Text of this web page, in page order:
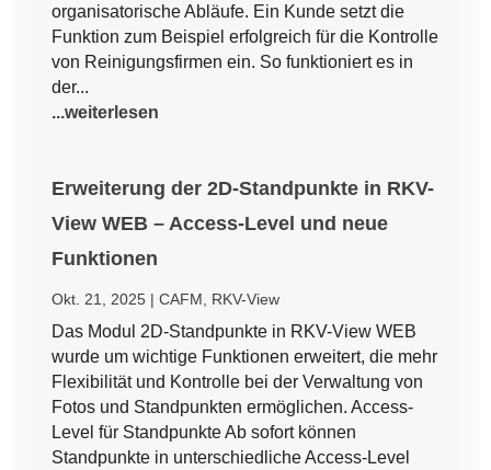
organisatorische Abläufe. Ein Kunde setzt die
Funktion zum Beispiel erfolgreich für die Kontrolle
von Reinigungsfirmen ein. So funktioniert es in
der...
...weiterlesen
Erweiterung der 2D-Standpunkte in RKV-
View WEB – Access-Level und neue
Funktionen
Okt. 21, 2025 |CAFM RKV-View
Das Modul 2D-Standpunkte in RKV-View WEB
wurde um wichtige Funktionen erweitert, die mehr
Flexibilität und Kontrolle bei der Verwaltung von
Fotos und Standpunkten ermöglichen. Access-
Level für Standpunkte Ab sofort können
Standpunkte in unterschiedliche Access-Level